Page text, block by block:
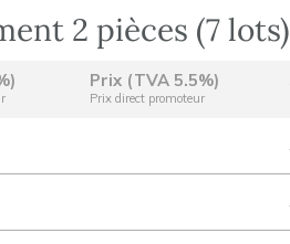
2 pièces (7 lots)
Prix (TVA 5.5%)
Prix direct promoteur